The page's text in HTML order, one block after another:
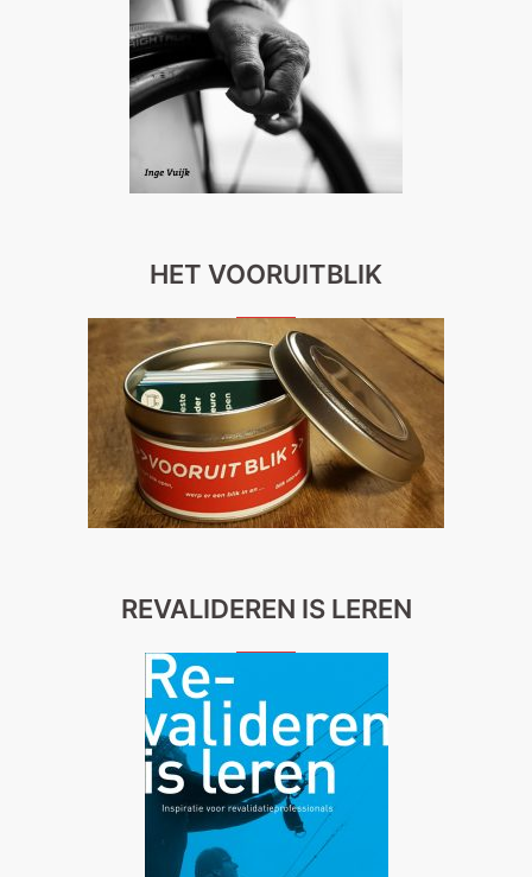
HET VOORUITBLIK
REVALIDEREN IS LEREN